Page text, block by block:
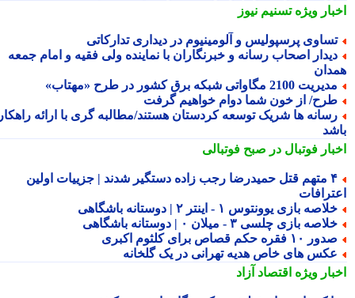
ویژهتسنیم نیوز
پرسپولیس و آلومینیوم در دیداری تدارکاتی
اصحاب رسانه و خبرنگاران با نماینده ولی فقیه و امام جمعه
2100 مگاواتی شبکه برق کشور در طرح «مهتاب»
از خون شما دوام خواهیم گرفت
ها شریک توسعه کردستان هستند/مطالبه گری با ارائه راهکار
فوتبال در صبح فوتبالی
۴ متهم قتل حمیدرضا رجب زاده دستگیر شدند | جزییات اولین
بازی یوونتوس ۱ - اینتر ۲ | دوستانه باشگاهی
بازی چلسی ۳ - میلان ۰ | دوستانه باشگاهی
۱۰ فقره حکم قصاص برای کلثوم اکبری
های خاص هدیه تهرانی در یک گلخانه
ویژهاقتصاد آزاد